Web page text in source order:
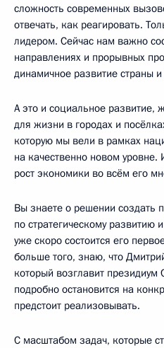
сложность современных
отвечать, как реагировать.
лидером. Сейчас нам важно
направлениях и прорывных
динамичное развитие страны
А это и социальное развитие,
для жизни в городах и
которую мы вели в рамках
на качественно новом уровне.
рост экономики во всём его
Вы знаете о решении создать
по стратегическому развитию
уже скоро состоится его
больше того, знаю, что
который возглавит президиум
подробно остановится на
предстоит реализовывать.
С масштабом задач, которые